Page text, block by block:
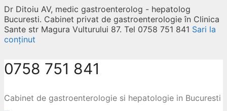
Dr Ditoiu AV, medic gastroenterolog - hepatolog
Bucuresti. Cabinet privat de gastroenterologie în Clinica
Sante str Magura Vulturului 87. Tel 0758 751 841 Sari la
conținut
0758 751 841
Cabinet de gastroenterologie si hepatologie in Bucuresti